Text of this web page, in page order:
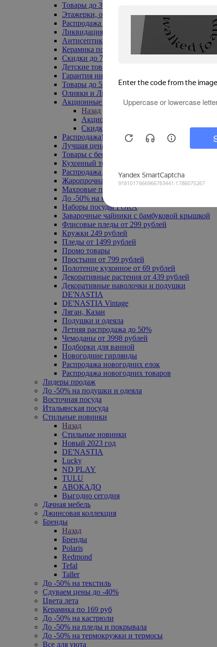
Товары до 399₽
Этажерки, обувницы
Распродажа текстиля до -50%
Ликвидация до -70%
Антисептики
Керамика по 129 руб
Скидки до 70%
Детские товары
Гарантия низкой цены
Товары до 500 руб
Оливки и Лимоны
Акционные товары
Назад
Акционные товары
Скидка 20% по промокоду
Распродажа! Ульяновск до -70%
Лучшая цена
Товары с бесплатной доставкой
Кухонный текстиль
Распродажа до -50%
Жаропрочная посуда
Махровые полотенца
До -50% на ковры
Наборы посуды FORA
Заварочные чайники с бамбуковой крышкой
Флисовые пледы от 299 рублей
Кружки 249 рублей
Пледы от 1499 рублей
Промо товары
Простыни от 799 рублей
Полотенце кухонное от 69 рублей
Декоративные растения от 439 рублей
Декоративные наволочки и подушки
DE'NASTIA
DE'NASTIA Vintage
Ляган, Казан
Подушки и одеяла
Летняя распродажа до 50%
Чемоданы от 3998 рублей
Подборки для ванной
Новогодние гирлянды
Распродажа новогодних елок
Распродажа новогодних товаров
Лидеры продаж
До -50% на подушки и одеяла
Восточная посуда
Итальянская посуда
Стильные новинки
Назад
Стильные новинки
Новый 2023 год
DE'NASTIA
Lucky
ND PLAY
TULU
АВОКАДО
Выгодно сегодня
Дачная мебель
Джинсовая коллекция
Бренды
Назад
Бренды
Polaris
Redmond
Tefal
Taller
До -50% на текстиль
Сдуваем цены до -40%
Цвета лета
Керамика по 169 руб
До -50% на кастрюли
До -50% на пледы и покрывала
До -50% на термокружки и термосы
Все для уюта